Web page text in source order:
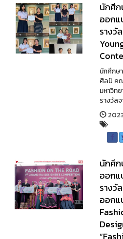
นักศึก
ออกแ
รางวั
นักศึกษ
ศิลป์ ค
มหาวิท
รางวัลจ
นักศึก
ออกแ
รางวั
ออกแ